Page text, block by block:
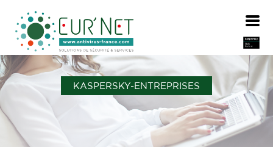
KASPERSKY-ENTREPRISES